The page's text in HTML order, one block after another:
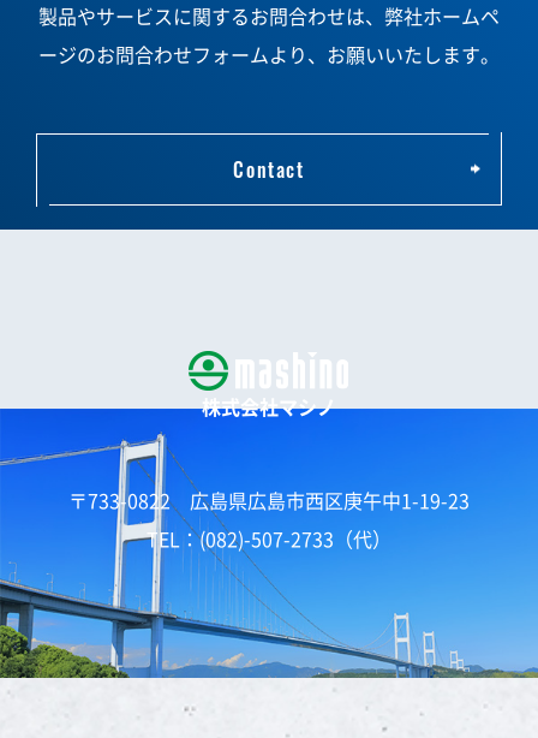
製品やサービスに関するお問合わせは、弊社ホームペ
ージのお問合わせフォームより、お願いいたします。
Contact
株式会社マシノ
〒733-0822 広島県広島市西区庚午中1-19-23
TEL：(082)-507-2733（代）